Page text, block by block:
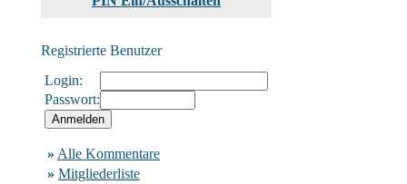
Registrierte Benutzer
Login:
Passwort:
» Alle Kommentare
» Mitgliederliste